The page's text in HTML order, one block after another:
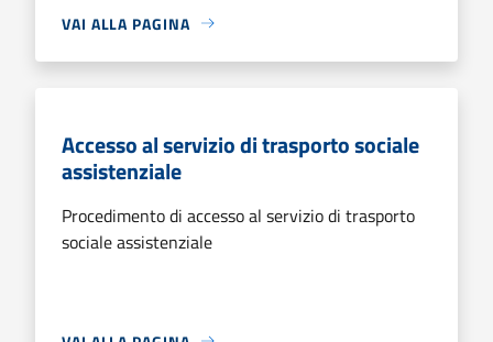
VAI ALLA PAGINA
Accesso al servizio di trasporto sociale
assistenziale
Procedimento di accesso al servizio di trasporto
sociale assistenziale